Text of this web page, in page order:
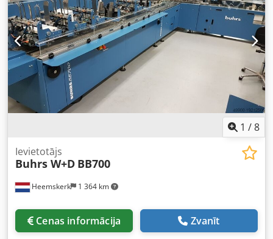
1 /8
Heemskerk 1 364 km
Ievietotājs
Buhrs W+D BB700
Cenas informācija Zvanīt